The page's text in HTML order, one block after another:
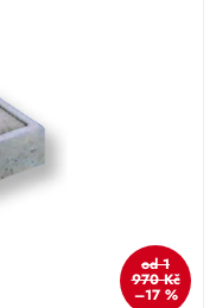
od 1
970 Kč
–17 %